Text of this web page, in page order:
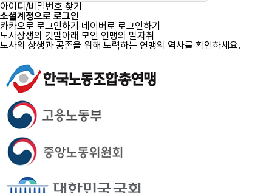
아이디/비밀번호 찾기
소셜계정으로 로그인
카카오로 로그인하기 네이버로 로그인하기
노사상생의 깃발아래 모인 연맹의 발자취
노사의 상생과 공존을 위해 노력하는 연맹의 역사를 확인하세요.